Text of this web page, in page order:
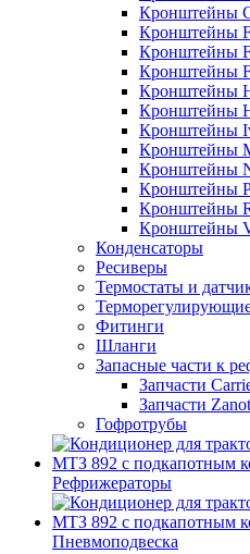
Кронштейны
Кронштейны
Кронштейны
Кронштейны
Кронштейны
Кронштейны
Кронштейны
Кронштейны
Кронштейны
Кронштейны
Кронштейны
Кронштейны
Конденсаторы
Ресиверы
Термостаты и
Фитинги
Шланги
Запасные части к
Запчасти
Запчасти
Гофротрубы
Рефрижераторы
Пневмоподвеска